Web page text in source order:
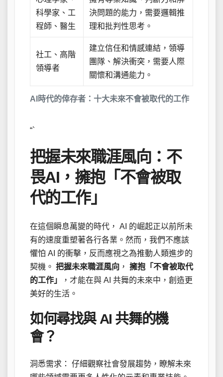
AI時代的倖存者：十大未來不會被取代的工作
科學家、工
程師、醫生
決問題的能力，需要邏輯推
理和批判性思考。
社工、高階
領導者
建立信任和情感連結，領導
團隊、解決衝突，需要人際
關懷和溝通能力。
“`
把握未來職涯風向：不
畏AI，擁抱「不會被取
代的工作」
在這個瞬息萬變的時代， AI 的崛起正以前所未
有的速度重塑著各行各業。然而，我們不應該
懼怕 AI 的衝擊，反而應視之為推動人類進步的
契機。 把握未來職涯風向 ， 擁抱「不會被取代
的工作」
，才能在與 AI 共舞的未來中，創造更
美好的生活。
如何尋找與 AI 共舞的機
會？
洞悉需求： 仔細觀察社會發展趨勢，瞭解未來